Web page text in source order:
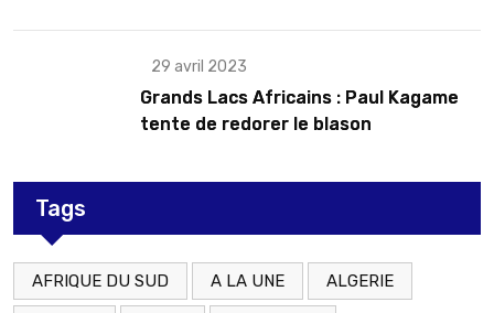
29 avril 2023
Grands Lacs Africains : Paul Kagame
tente de redorer le blason
Tags
AFRIQUE DU SUD A LA UNE ALGERIE